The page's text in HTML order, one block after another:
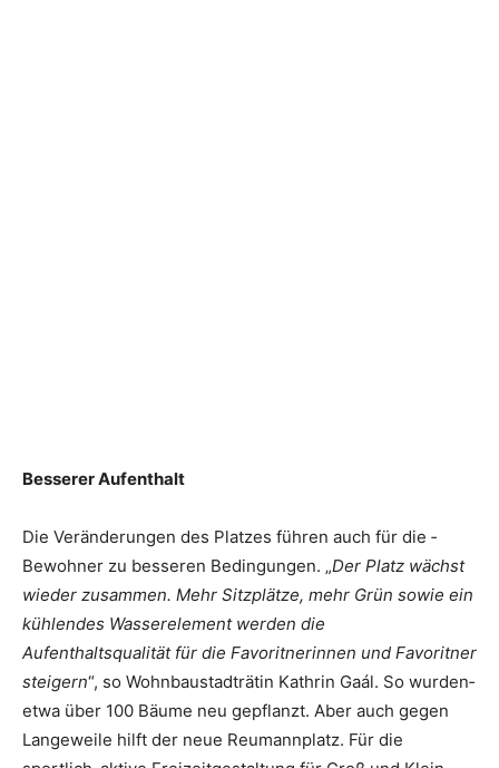
Besserer Aufenthalt
Die Veränderungen des ­Platzes führen auch für die ­
Bewohner zu besseren Bedingungen. „Der Platz wächst
wieder ­zusammen. Mehr ­Sitzplätze, mehr Grün sowie ein
kühlendes Wasserelement werden die
Aufenthaltsqualität für die Favoritnerinnen und Favoritner
steigern“, so Wohnbaustadträtin Kathrin Gaál. So wurden­
etwa über 100 Bäume neu gepflanzt. Aber auch gegen
Langeweile hilft der neue Reumannplatz. Für die